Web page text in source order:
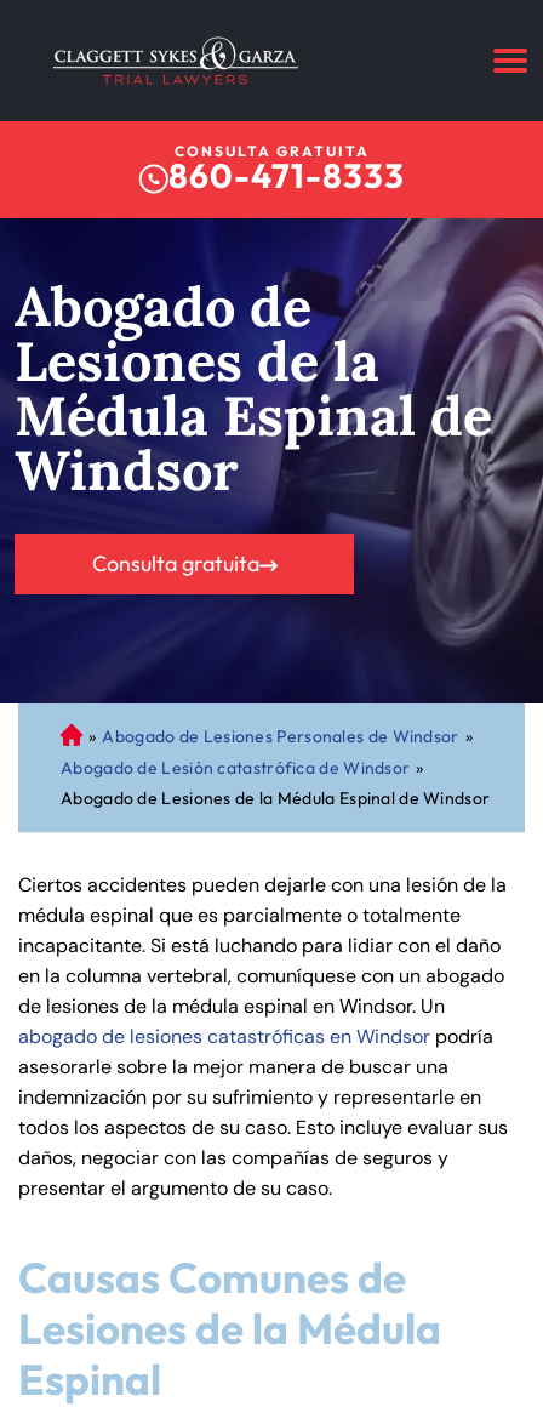
CONSULTA GRATUITA
860-471-8333
Abogado de
Lesiones de la
Médula Espinal de
Windsor
Consulta gratuita
A
bo
ga
do
Pe
rs
on
al
Inj
ur
y
de
C
on
ne
t
» Abogado de Lesiones Personales de Windsor »
Abogado de Lesión catastrófica de Windsor »
Abogado de Lesiones de la Médula Espinal de Windsor
Ciertos accidentes pueden dejarle con una lesión de la
médula espinal que es parcialmente o totalmente
incapacitante. Si está luchando para lidiar con el daño
en la columna vertebral, comuníquese con un abogado
de lesiones de la médula espinal en Windsor. Un
abogado de lesiones catastróficas en Windsor podría
asesorarle sobre la mejor manera de buscar una
indemnización por su sufrimiento y representarle en
todos los aspectos de su caso. Esto incluye evaluar sus
daños, negociar con las compañías de seguros y
presentar el argumento de su caso.
Causas Comunes de
Lesiones de la Médula
Espinal